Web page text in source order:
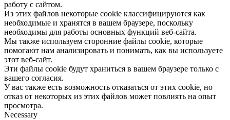
работу с сайтом.
Из этих файлов некоторые cookie классифицируются как
необходимые и хранятся в вашем браузере, поскольку
необходимы для работы основных функций веб-сайта.
Мы также используем сторонние файлы cookie, которые
помогают нам анализировать и понимать, как вы используете
этот веб-сайт.
Эти файлы cookie будут храниться в вашем браузере только с
вашего согласия.
У вас также есть возможность отказаться от этих cookie, но
отказ от некоторых из этих файлов может повлиять на опыт
просмотра.
Necessary